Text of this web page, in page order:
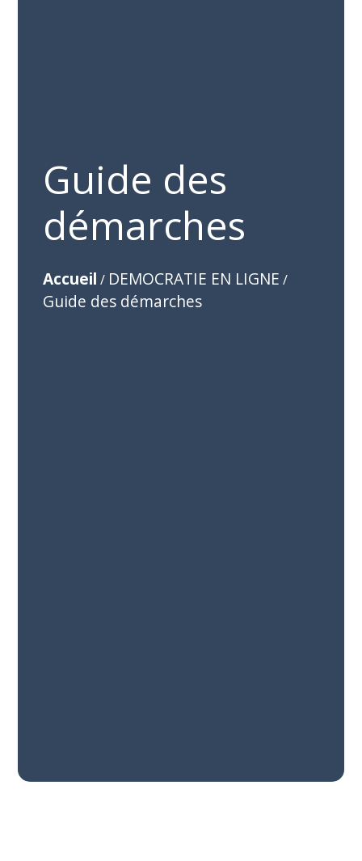
Guide des
démarches
Accueil / DEMOCRATIE EN LIGNE /
Guide des démarches